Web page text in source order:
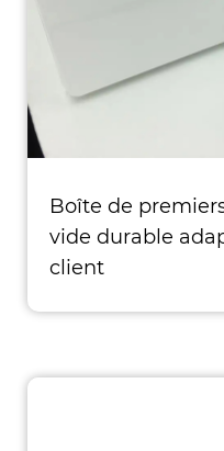
Boîte de
vide durable
client